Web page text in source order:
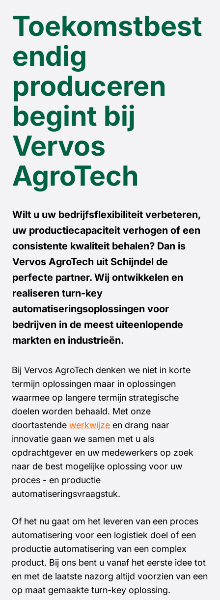
Toekomstbest
endig
produceren
begint bij
Vervos
AgroTech
Wilt u uw bedrijfsflexibiliteit verbeteren,
uw productiecapaciteit verhogen of een
consistente kwaliteit behalen? Dan is
Vervos AgroTech uit Schijndel de
perfecte partner. Wij ontwikkelen en
realiseren turn-key
automatiseringsoplossingen voor
bedrijven in de meest uiteenlopende
markten en industrieën.
Bij Vervos AgroTech denken we niet in korte
termijn oplossingen maar in oplossingen
waarmee op langere termijn strategische
doelen worden behaald. Met onze
doortastendewerkwijze en drang naar
innovatie gaan we samen met u als
opdrachtgever en uw medewerkers op zoek
naar de best mogelijke oplossing voor uw
proces - en productie
automatiseringsvraagstuk.
Of het nu gaat om het leveren van een proces
automatisering voor een logistiek doel of een
productie automatisering van een complex
product. Bij ons bent u vanaf het eerste idee tot
en met de laatste nazorg altijd voorzien van een
op maat gemaakte turn-key oplossing.